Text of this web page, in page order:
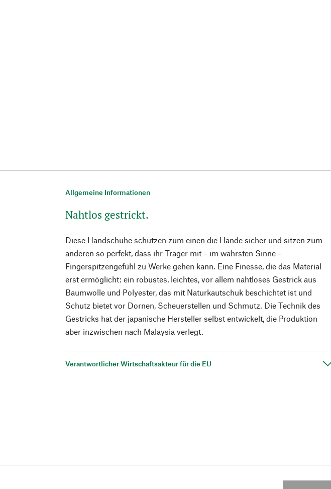
Allgemeine Informationen
Nahtlos gestrickt.
Diese Handschuhe schützen zum einen die Hände sicher und sitzen zum
anderen so perfekt, dass ihr Träger mit – im wahrsten Sinne –
Fingerspitzengefühl zu Werke gehen kann. Eine Finesse, die das Material
erst ermöglicht: ein robustes, leichtes, vor allem nahtloses Gestrick aus
Baumwolle und Polyester, das mit Naturkautschuk beschichtet ist und
Schutz bietet vor Dornen, Scheuerstellen und Schmutz. Die Technik des
Gestricks hat der japanische Hersteller selbst entwickelt, die Produktion
aber inzwischen nach Malaysia verlegt.
Verantwortlicher Wirtschaftsakteur für die EU